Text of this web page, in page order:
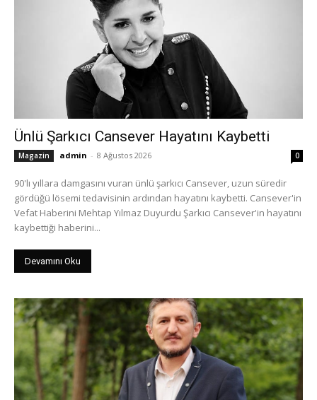
Ünlü Şarkıcı Cansever Hayatını Kaybetti
Magazin admin - 8 Ağustos 2026 0
90'lı yıllara damgasını vuran ünlü şarkıcı Cansever, uzun süredir
gördüğü lösemi tedavisinin ardından hayatını kaybetti. Cansever'in
Vefat Haberini Mehtap Yılmaz Duyurdu Şarkıcı Cansever'in hayatını
kaybettiği haberini...
Devamını Oku